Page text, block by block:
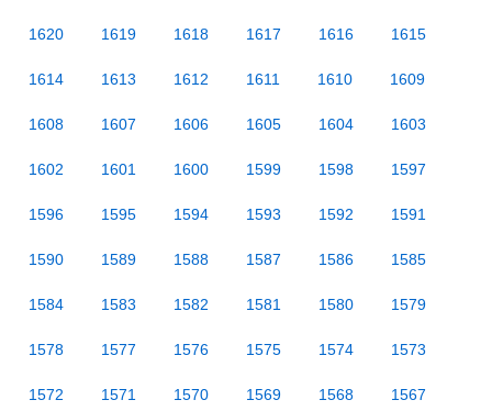
1620 1619 1618 1617 1616 1615
1614 1613 1612 1611 1610 1609
1608 1607 1606 1605 1604 1603
1602 1601 1600 1599 1598 1597
1596 1595 1594 1593 1592 1591
1590 1589 1588 1587 1586 1585
1584 1583 1582 1581 1580 1579
1578 1577 1576 1575 1574 1573
1572 1571 1570 1569 1568 1567